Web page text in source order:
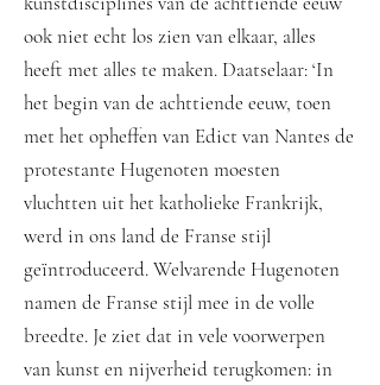
ook niet echt los zien van elkaar, alles
heeft met alles te maken. Daatselaar: ‘In
het begin van de achttiende eeuw, toen
met het opheffen van Edict van Nantes de
protestante Hugenoten moesten
vluchtten uit het katholieke Frankrijk,
werd in ons land de Franse stijl
geïntroduceerd. Welvarende Hugenoten
namen de Franse stijl mee in de volle
breedte. Je ziet dat in vele voorwerpen
van kunst en nijverheid terugkomen: in